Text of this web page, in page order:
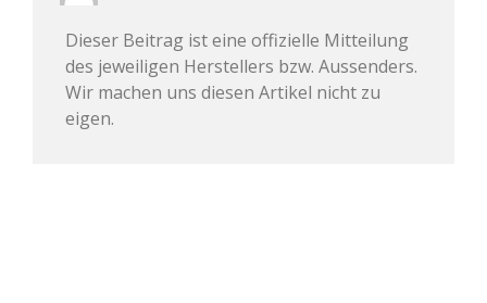
Dieser Beitrag ist eine offizielle Mitteilung
des jeweiligen Herstellers bzw. Aussenders.
Wir machen uns diesen Artikel nicht zu
eigen.